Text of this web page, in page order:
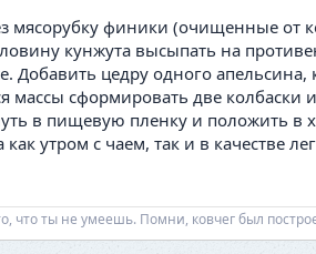
мясорубку финики (очищенные от
кунжута высыпать на
Добавить цедру одного
массы сформировать две колбаски
в пищевую пленку и положить в
утром с чаем, так и в качестве
что ты не умеешь. Помни, ковчег был